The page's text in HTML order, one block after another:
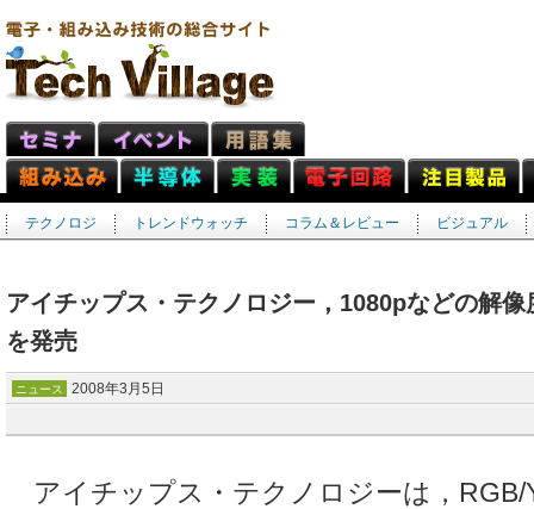
テクノロジ トレンドウォッチ コラム＆レビュー ビジュアル
アイチップス・テクノロジー，1080pなどの解
を発売
ニュース 2008年3月5日
アイチップス・テクノロジーは，RGB/